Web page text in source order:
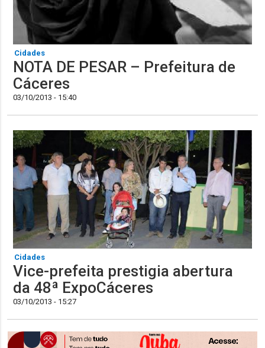
Cidades
NOTA DE PESAR – Prefeitura de
Cáceres
03/10/2013 - 15:40
Cidades
Vice-prefeita prestigia abertura
da 48ª ExpoCáceres
03/10/2013 - 15:27